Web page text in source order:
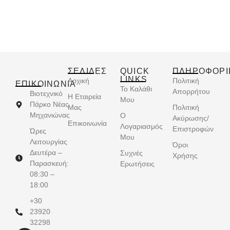
ΕΠΙΚΟΙΝΩΝΊΑ
Βιοτεχνικό
Πάρκο Νέας
Μηχανιώνας
Ώρες
Λειτουργίας
Δευτέρα –
Παρασκευή:
08:30 –
18:00
+30
23920
32298
ΣΕΛΙΔΕΣ
Αρχική
Η Εταιρεία
Μας
Επικοινωνία
QUICK
LINKS
Το Καλάθι
Μου
Ο
Λογαριασμός
Μου
Συχνές
Ερωτήσεις
Πολιτική
Απορρήτου
Πολιτική
Ακύρωσης/
Επιστροφών
Όροι
Χρήσης